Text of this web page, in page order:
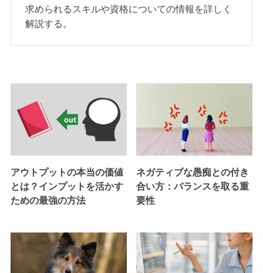
求められるスキルや資格についての情報を詳しく
解説する。
アウトプットの本当の価値
とは？インプットを活かす
ための最強の方法
ネガティブな愚痴との付き
合い方：バランスを取る重
要性